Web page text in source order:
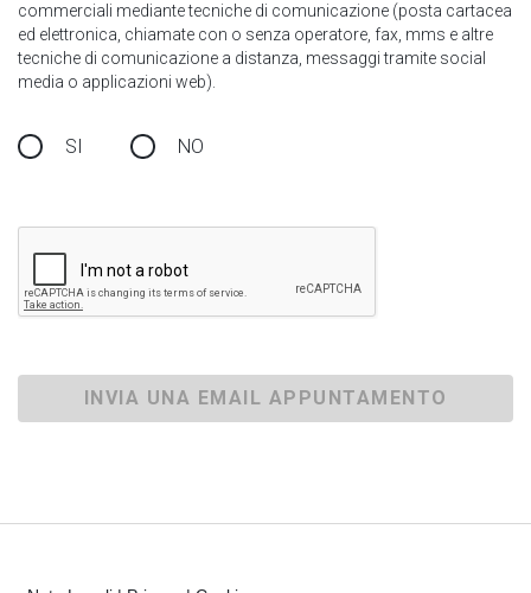
commerciali mediante tecniche di comunicazione (posta cartacea
ed elettronica, chiamate con o senza operatore, fax, mms e altre
tecniche di comunicazione a distanza, messaggi tramite social
media o applicazioni web).
SI NO
INVIA UNA EMAIL APPUNTAMENTO